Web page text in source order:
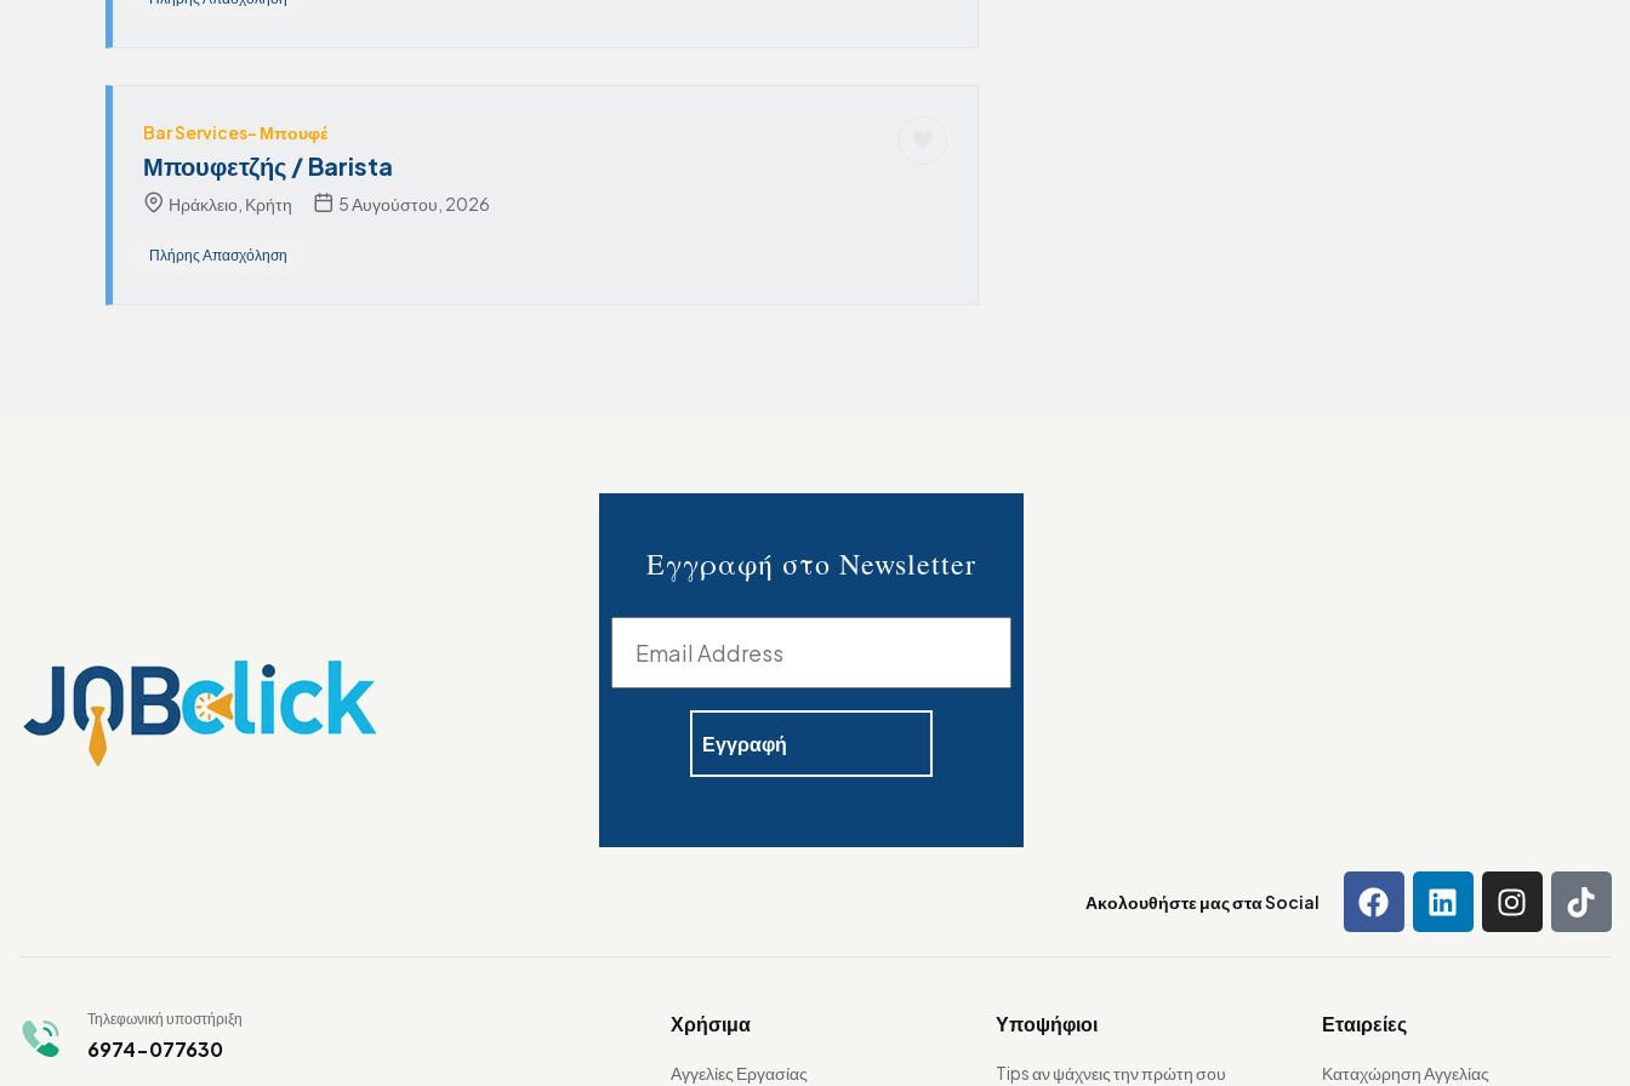
Bar Services- Μπουφέ
Μπουφετζής / Barista
Ηράκλειο, Κρήτη 5 Αυγούστου, 2026
Πλήρης Απασχόληση
Εγγραφή στο Newsletter
Ακολουθήστε μας στα Social
Τηλεφωνική υποστήριξη
6974-077630
Χρήσιμα
Αγγελίες Εργασίας
Υποψήφιοι
Tips αν ψάχνεις την πρώτη σου
Εταιρείες
Καταχώρηση Αγγελίας